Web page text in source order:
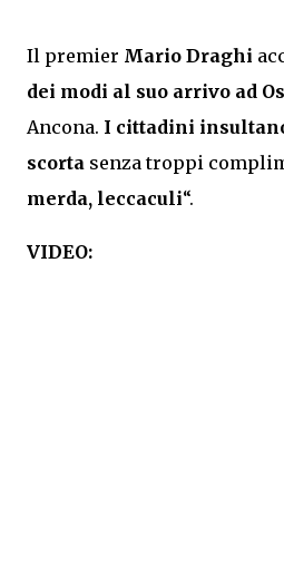
Il premier Mario Draghi
dei modi al suo arrivo ad
Ancona. I cittadini
scorta senza troppi
merda, leccaculi“.
VIDEO: